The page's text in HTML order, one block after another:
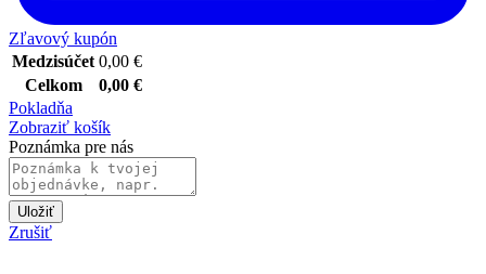
Zľavový kupón
Medzisúčet 0,00 €
Celkom
0,00 €
Pokladňa
Zobraziť košík
Poznámka pre nás
Uložiť
Zrušiť